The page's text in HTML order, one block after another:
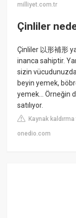
milliyet.com.tr
Çinliler
Çinliler 以形補形
inanca sahiptir.
sizin
beyin yemek,
yemek... Örneğin
satılıyor.
Kaynak
onedio.com